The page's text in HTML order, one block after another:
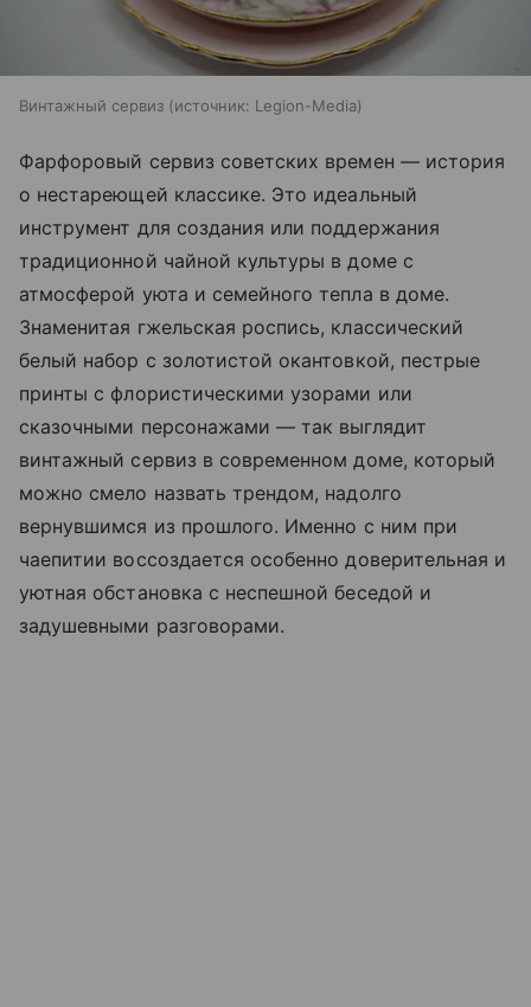
Винтажный сервиз источник: Legion-Media
Фарфоровый сервиз советских времен — история
о нестареющей классике. Это идеальный
инструмент для создания или поддержания
традиционной чайной культуры в доме с
атмосферой уюта и семейного тепла в доме.
Знаменитая гжельская роспись, классический
белый набор с золотистой окантовкой, пестрые
принты с флористическими узорами или
сказочными персонажами — так выглядит
винтажный сервиз в современном доме, который
можно смело назвать трендом, надолго
вернувшимся из прошлого. Именно с ним при
чаепитии воссоздается особенно доверительная и
уютная обстановка с неспешной беседой и
задушевными разговорами.